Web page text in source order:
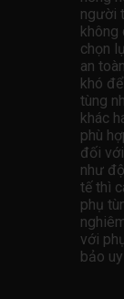
người
không
chọn
an
khó
tùng
khác
phù
đối
như
tế thì
phụ
với
bảo